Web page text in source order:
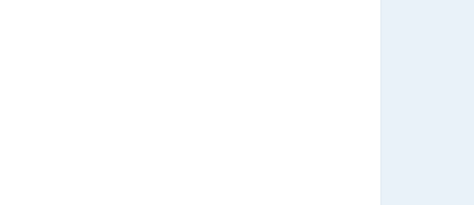
4: Circuito Remoto (Beng Mealea, Kbal Spean,